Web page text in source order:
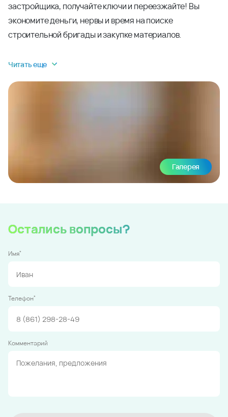
застройщика, получайте ключи и переезжайте! Вы
экономите деньги, нервы и время на поиске
строительной бригады и закупке материалов.
Читать еще
Галерея
Остались вопросы?
Имя*
Телефон*
Комментарий